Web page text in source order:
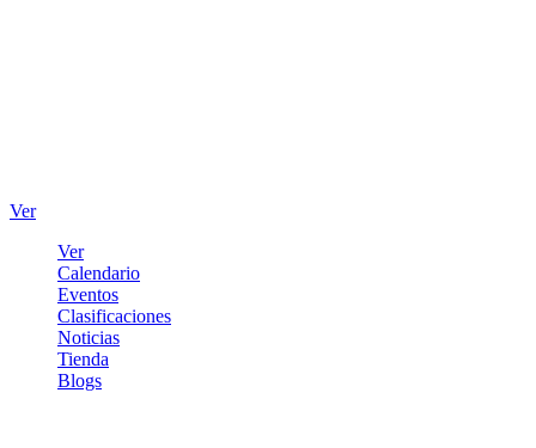
Ver
Ver
Calendario
Eventos
Clasificaciones
Noticias
Tienda
Blogs